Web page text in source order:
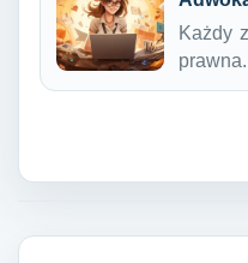
Każdy
Nawigacja